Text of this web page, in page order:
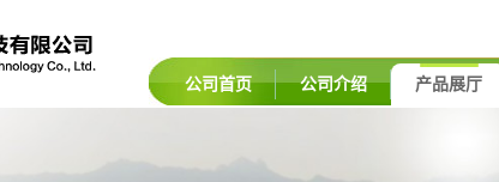
公司首页 公司介绍 产品展厅